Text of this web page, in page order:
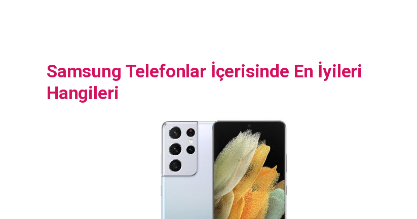
Samsung Telefonlar İçerisinde En İyileri
Hangileri